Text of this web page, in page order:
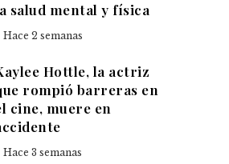
salud mental y física
Hace 2 semanas
Hottle, la actriz
rompió barreras en
cine, muere en
Hace 3 semanas